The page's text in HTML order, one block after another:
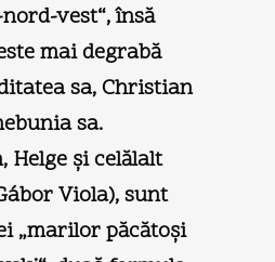
vest“, însă
mai degrabă
sa, Christian
sa.
Helge şi celălalt
Viola), sunt
„marilor păcătoşi